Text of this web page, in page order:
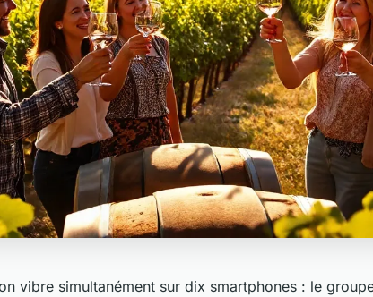
vibre simultanément sur dix smartphones : le